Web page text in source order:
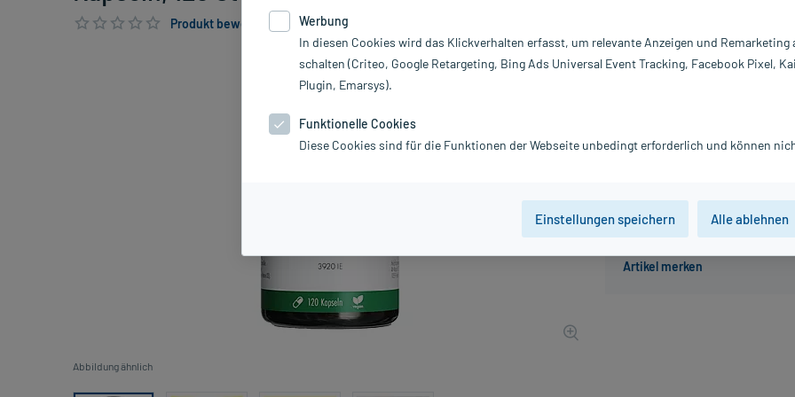
Produkt bewerten & PlusHerzen sichern
Abbildung ähnlich
Der Artikel ist momentan
Beratung für
Hersteller:
Werbung
In diesen Cookies wird das Klickverhalten erfasst, um relevante Anzeigen und Remarketing
schalten (Criteo, Google Retargeting, Bing Ads Universal Event Tracking, Facebook Pixel,
Plugin, Emarsys).
Funktionelle Cookies
Diese Cookies sind für die Funktionen der Webseite unbedingt erforderlich und können
Einstellungen speichern Alle ablehnen